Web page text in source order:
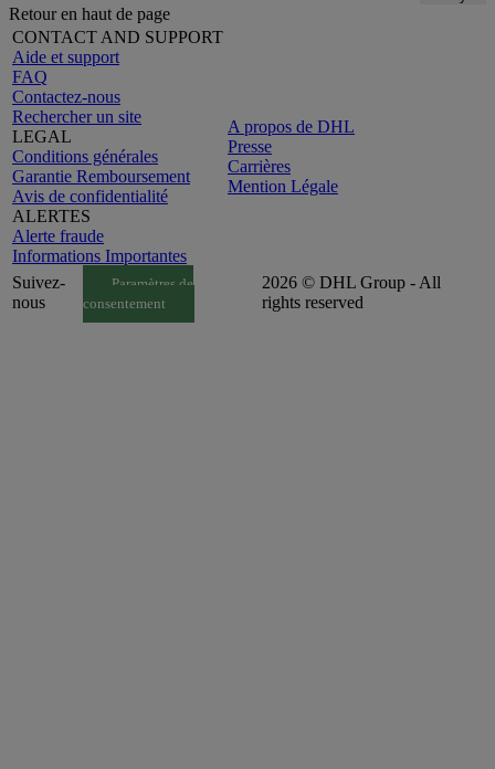
Retour en haut de page
CONTACT AND SUPPORT
Aide et support
FAQ
Contactez-nous
Rechercher un site
LEGAL
Conditions générales
Garantie Remboursement
Avis de confidentialité
ALERTES
Alerte fraude
Informations Importantes
A propos de DHL
Presse
Carrières
Mention Légale
Suivez-
nous
Paramètres de
consentement
2026 © DHL Group - All
rights reserved